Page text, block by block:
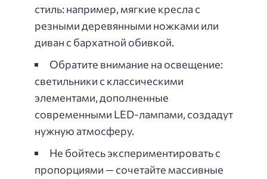
стиль: например, мягкие кресла с
резными деревянными ножками или
диван с бархатной обивкой.
Обратите внимание на освещение:
светильники с классическими
элементами, дополненные
современными LED-лампами, создадут
нужную атмосферу.
Не бойтесь экспериментировать с
пропорциями — сочетайте массивные